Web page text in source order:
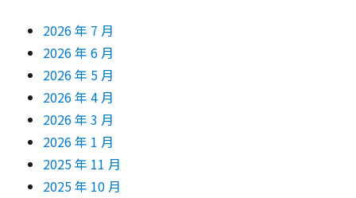
2026 年 7 月
2026 年 6 月
2026 年 5 月
2026 年 4 月
2026 年 3 月
2026 年 1 月
2025 年 11 月
2025 年 10 月